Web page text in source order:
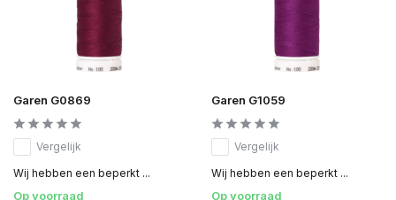
Garen G0869
Vergelijk
Wij hebben een beperkt ...
Op voorraad
Garen G1059
Vergelijk
Wij hebben een beperkt ...
Op voorraad